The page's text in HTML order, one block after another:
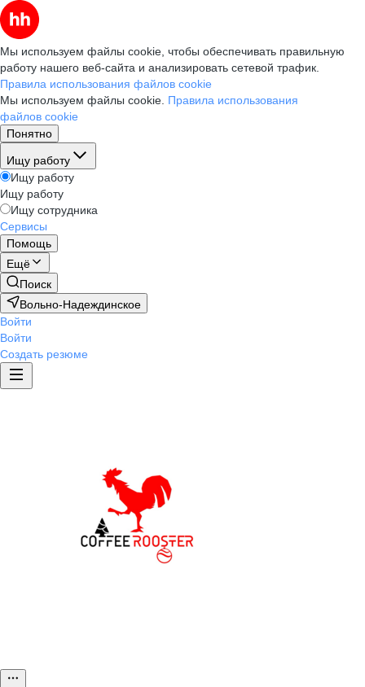
Мы используем файлы cookie, чтобы обеспечивать правильную
работу нашего веб-сайта и анализировать сетевой трафик.
Правила использования файлов cookie
Мы используем файлы cookie. Правила использования
файлов cookie
Понятно
Ищу работу
Ищу работу
Ищу работу
Ищу сотрудника
Сервисы
Помощь
Ещё
Поиск
Вольно-Надеждинское
Войти
Войти
Создать резюме